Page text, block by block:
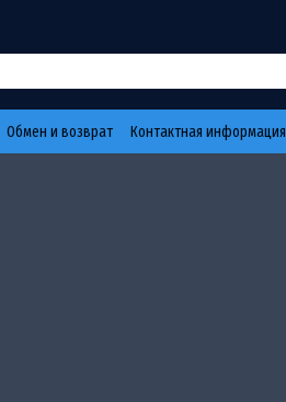
Обмен и возврат Контактная информация